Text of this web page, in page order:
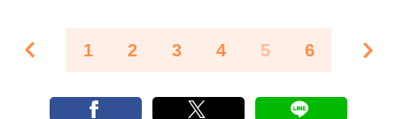
1 2 3 4 5 6